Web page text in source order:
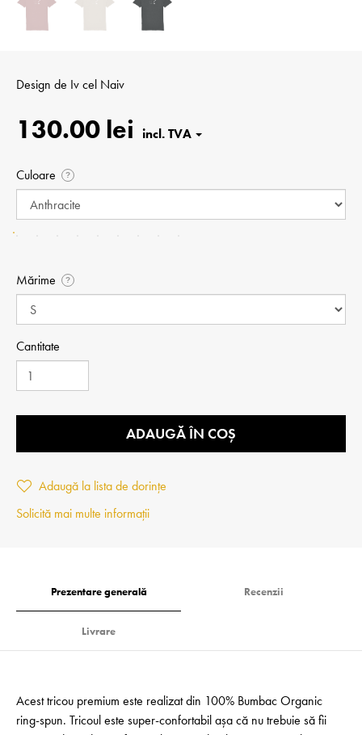
Design de Iv cel Naiv
130.00 lei
Culoare ?
Mărime ?
Cantitate
ADAUGĂ ÎN COȘ
Adaugă la lista de dorințe
Solicită mai multe informații
Prezentare generală Recenzii
Livrare
Acest tricou premium este realizat din 100% Bumbac Organic
ring-spun. Tricoul este super-confortabil așa că nu trebuie să fii